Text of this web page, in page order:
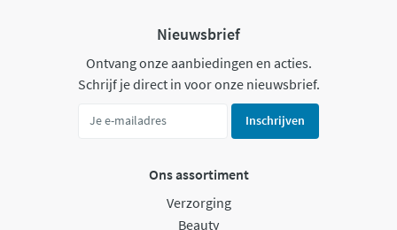
Nieuwsbrief
Ontvang onze aanbiedingen en acties.
Schrijf je direct in voor onze nieuwsbrief.
Inschrijven
Ons assortiment
Verzorging
Beauty